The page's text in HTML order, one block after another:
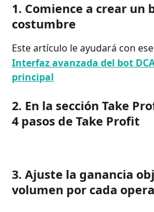
1. Comience a crear un
costumbre
Este artículo le ayudará con
Interfaz avanzada del bot
principal
2. En la sección Take
4 pasos de Take Profit
3. Ajuste la ganancia
volumen por cada